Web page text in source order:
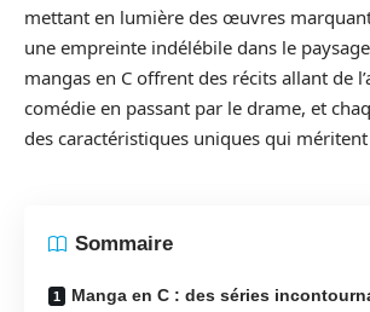
mettant en lumière des œuvres
une empreinte indélébile dans le
mangas en C offrent des récits allant de
comédie en passant par le drame, et
des caractéristiques uniques qui méritent
Sommaire
Manga en C : des séries